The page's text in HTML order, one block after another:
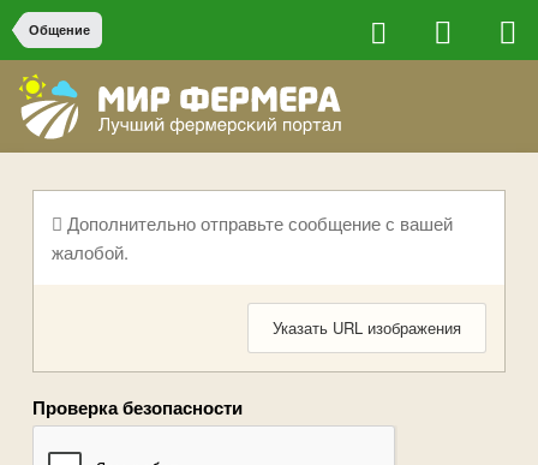
Общение
Дополнительно отправьте сообщение с вашей
жалобой.
Указать URL изображения
Проверка безопасности